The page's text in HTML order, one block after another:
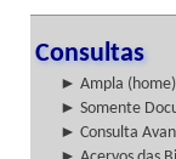
Consultas
► Ampla (home)
► Somente
► Consulta